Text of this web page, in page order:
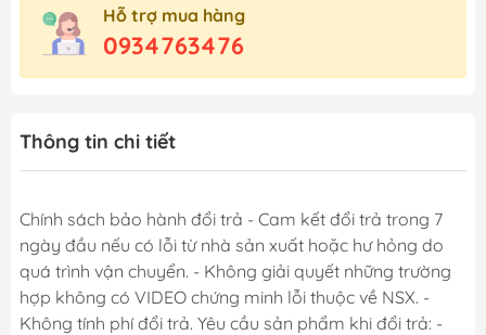
Hỗ trợ mua hàng
0934763476
Thông tin chi tiết
Chính sách bảo hành đổi trả - Cam kết đổi trả trong 7
ngày đầu nếu có lỗi từ nhà sản xuất hoặc hư hỏng do
quá trình vận chuyển. - Không giải quyết những trường
hợp không có VIDEO chứng minh lỗi thuộc về NSX. -
Không tính phí đổi trả. Yêu cầu sản phẩm khi đổi trả: -